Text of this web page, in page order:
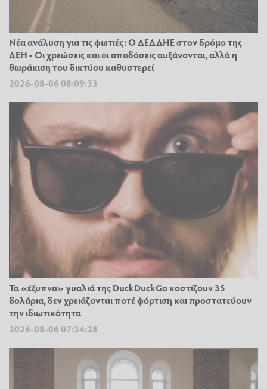
Νέα ανάλυση για τις φωτιές: Ο ΔΕΔΔΗΕ στον δρόμο της
ΔΕΗ - Οι χρεώσεις και οι αποδόσεις αυξάνονται, αλλά η
θωράκιση του δικτύου καθυστερεί
2026-08-06 08:09:33
Τα «έξυπνα» γυαλιά της DuckDuckGo κοστίζουν 35
δολάρια, δεν χρειάζονται ποτέ φόρτιση και προστατεύουν
την ιδιωτικότητα
2026-08-06 07:34:28